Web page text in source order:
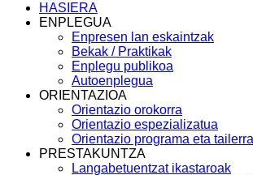
HASIERA
ENPLEGUA
Enpresen lan eskaintzak
Bekak / Praktikak
Enplegu publikoa
Autoenplegua
ORIENTAZIOA
Orientazio orokorra
Orientazio espezializatua
Orientazio programa eta
PRESTAKUNTZA
Langabetuentzat ikastaroak